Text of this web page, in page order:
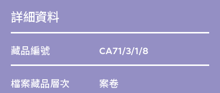
詳細資料
藏品編號 CA71/3/1/8
檔案藏品層次 案卷